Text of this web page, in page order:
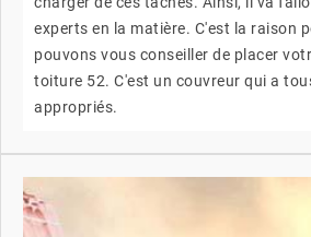
experts en la matière. C'est la raison
pouvons vous conseiller de placer
toiture 52. C'est un couvreur qui a
appropriés.